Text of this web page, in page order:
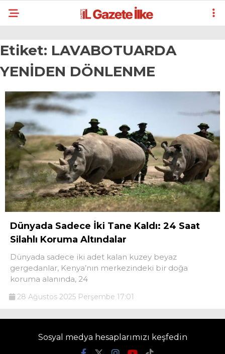
Etiket: LAVABOTUARDA
YENİDEN DÖNLENME
Dünyada Sadece İki Tane Kaldı: 24 Saat
Silahlı Koruma Altındalar
Dünyada sadece iki adet kalan kuzey beyaz
gergedanlar, Kenya’nın merkezindeki bir doğa
koruma alanında, 24
28 Ağustos 2025 Perşembe 17:01
Sosyal medya hesaplarımızı keşfedin